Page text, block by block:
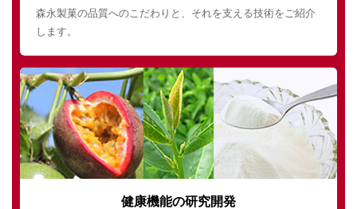
森永製菓の品質へのこだわりと、それを支える技術をご紹介
します。
健康機能の研究開発